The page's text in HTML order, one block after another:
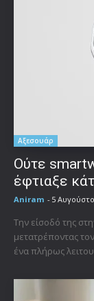
Αξεσουάρ
Ούτε
έφτιαξε
Aniram - 5
Την είσοδό της
μετατρέποντας
ένα πλήρως